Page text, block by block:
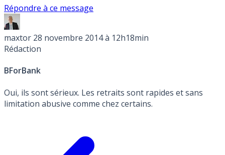
Répondre à ce message
maxtor 28 novembre 2014 à 12h18min
Rédaction
BForBank
Oui, ils sont sérieux. Les retraits sont rapides et sans
limitation abusive comme chez certains.